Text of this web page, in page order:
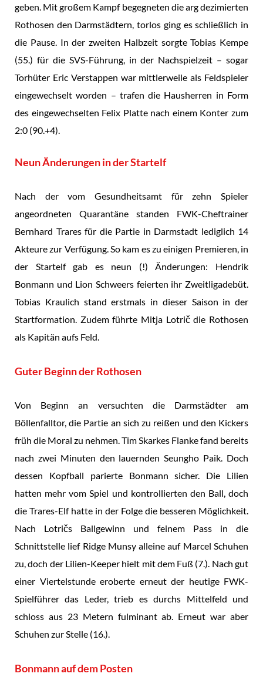
geben. Mit großem Kampf begegneten die arg dezimierten
Rothosen den Darmstädtern, torlos ging es schließlich in
die Pause. In der zweiten Halbzeit sorgte Tobias Kempe
(55.) für die SVS-Führung, in der Nachspielzeit – sogar
Torhüter Eric Verstappen war mittlerweile als Feldspieler
eingewechselt worden – trafen die Hausherren in Form
des eingewechselten Felix Platte nach einem Konter zum
2:0 (90.+4).
Neun Änderungen in der Startelf
Nach der vom Gesundheitsamt für zehn Spieler
angeordneten Quarantäne standen FWK-Cheftrainer
Bernhard Trares für die Partie in Darmstadt lediglich 14
Akteure zur Verfügung. So kam es zu einigen Premieren, in
der Startelf gab es neun (!) Änderungen: Hendrik
Bonmann und Lion Schweers feierten ihr Zweitligadebüt.
Tobias Kraulich stand erstmals in dieser Saison in der
Startformation. Zudem führte Mitja Lotrič die Rothosen
als Kapitän aufs Feld.
Guter Beginn der Rothosen
Von Beginn an versuchten die Darmstädter am
Böllenfalltor, die Partie an sich zu reißen und den Kickers
früh die Moral zu nehmen. Tim Skarkes Flanke fand bereits
nach zwei Minuten den lauernden Seungho Paik. Doch
dessen Kopfball parierte Bonmann sicher. Die Lilien
hatten mehr vom Spiel und kontrollierten den Ball, doch
die Trares-Elf hatte in der Folge die besseren Möglichkeit.
Nach Lotričs Ballgewinn und feinem Pass in die
Schnittstelle lief Ridge Munsy alleine auf Marcel Schuhen
zu, doch der Lilien-Keeper hielt mit dem Fuß (7.). Nach gut
einer Viertelstunde eroberte erneut der heutige FWK-
Spielführer das Leder, trieb es durchs Mittelfeld und
schloss aus 23 Metern fulminant ab. Erneut war aber
Schuhen zur Stelle (16.).
Bonmann auf dem Posten